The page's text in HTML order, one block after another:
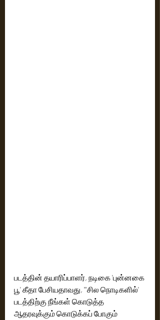
படத்தின் தயாரிப்பாளர், நடிகை 'புன்னகை
பூ' கீதா பேசியதாவது, "'சில நொடிகளில்'
படத்திற்கு நீங்கள் கொடுத்த
ஆதரவுக்கும் கொடுக்கப் போகும்